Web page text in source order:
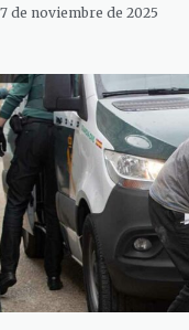
7 de noviembre de 2025